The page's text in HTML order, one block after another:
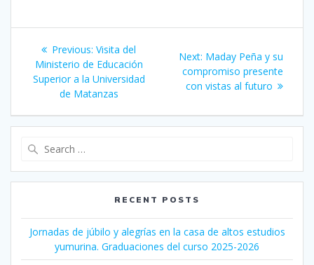
Post
navigation
Previous: Previous
post:
Visita del
Ministerio de Educación
Superior a la Universidad
de Matanzas
Next: Next
post:
Maday Peña y su
compromiso presente
con vistas al futuro
RECENT POSTS
Jornadas de júbilo y alegrías en la casa de altos estudios
yumurina. Graduaciones del curso 2025-2026